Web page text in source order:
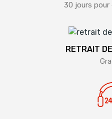
30 jours pour
RETRAIT